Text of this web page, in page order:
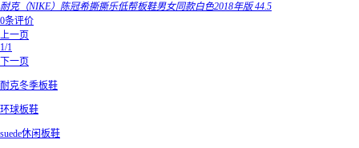
耐克（NIKE）陈冠希撕撕乐低帮板鞋男女同款白色2018年版 44.5
0条评价
上一页
1/1
下一页
耐克冬季板鞋
环球板鞋
suede休闲板鞋